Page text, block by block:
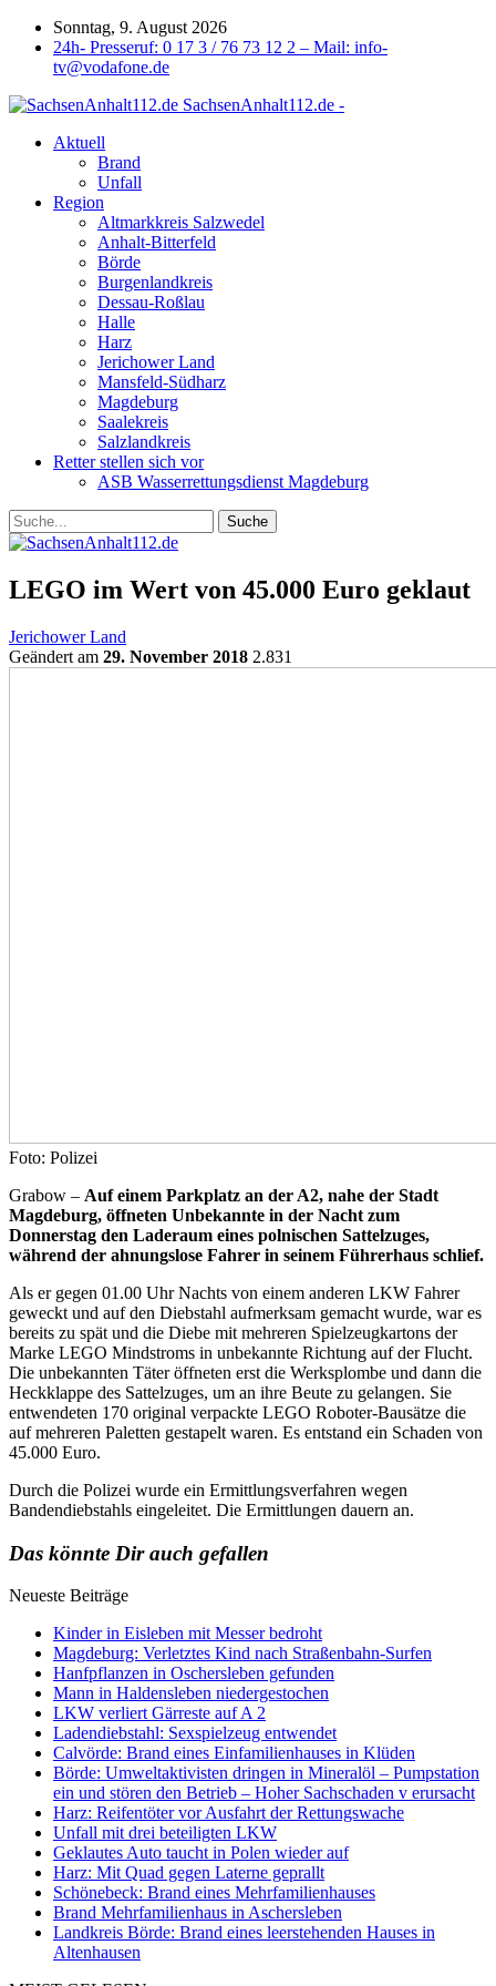
Sonntag, 9. August 2026
24h- Presseruf: 0 17 3 / 76 73 12 2 – Mail: info-
tv@vodafone.de
SachsenAnhalt112.de -
Aktuell
Brand
Unfall
Region
Altmarkkreis Salzwedel
Anhalt-Bitterfeld
Börde
Burgenlandkreis
Dessau-Roßlau
Halle
Harz
Jerichower Land
Mansfeld-Südharz
Magdeburg
Saalekreis
Salzlandkreis
Retter stellen sich vor
ASB Wasserrettungsdienst Magdeburg
LEGO im Wert von 45.000 Euro geklaut
Jerichower Land
Geändert am 29. November 2018 2.831
Foto: Polizei
Grabow – Auf einem Parkplatz an der A2, nahe der Stadt
Magdeburg, öffneten Unbekannte in der Nacht zum
Donnerstag den Laderaum eines polnischen Sattelzuges,
während der ahnungslose Fahrer in seinem Führerhaus schlief.
Als er gegen 01.00 Uhr Nachts von einem anderen LKW Fahrer
geweckt und auf den Diebstahl aufmerksam gemacht wurde, war es
bereits zu spät und die Diebe mit mehreren Spielzeugkartons der
Marke LEGO Mindstroms in unbekannte Richtung auf der Flucht.
Die unbekannten Täter öffneten erst die Werksplombe und dann die
Heckklappe des Sattelzuges, um an ihre Beute zu gelangen. Sie
entwendeten 170 original verpackte LEGO Roboter-Bausätze die
auf mehreren Paletten gestapelt waren. Es entstand ein Schaden von
45.000 Euro.
Durch die Polizei wurde ein Ermittlungsverfahren wegen
Bandendiebstahls eingeleitet. Die Ermittlungen dauern an.
Das könnte Dir auch gefallen
Neueste Beiträge
Kinder in Eisleben mit Messer bedroht
Magdeburg: Verletztes Kind nach Straßenbahn-Surfen
Hanfpflanzen in Oschersleben gefunden
Mann in Haldensleben niedergestochen
LKW verliert Gärreste auf A 2
Ladendiebstahl: Sexspielzeug entwendet
Calvörde: Brand eines Einfamilienhauses in Klüden
Börde: Umweltaktivisten dringen in Mineralöl – Pumpstation
ein und stören den Betrieb – Hoher Sachschaden v erursacht
Harz: Reifentöter vor Ausfahrt der Rettungswache
Unfall mit drei beteiligten LKW
Geklautes Auto taucht in Polen wieder auf
Harz: Mit Quad gegen Laterne geprallt
Schönebeck: Brand eines Mehrfamilienhauses
Brand Mehrfamilienhaus in Aschersleben
Landkreis Börde: Brand eines leerstehenden Hauses in
Altenhausen